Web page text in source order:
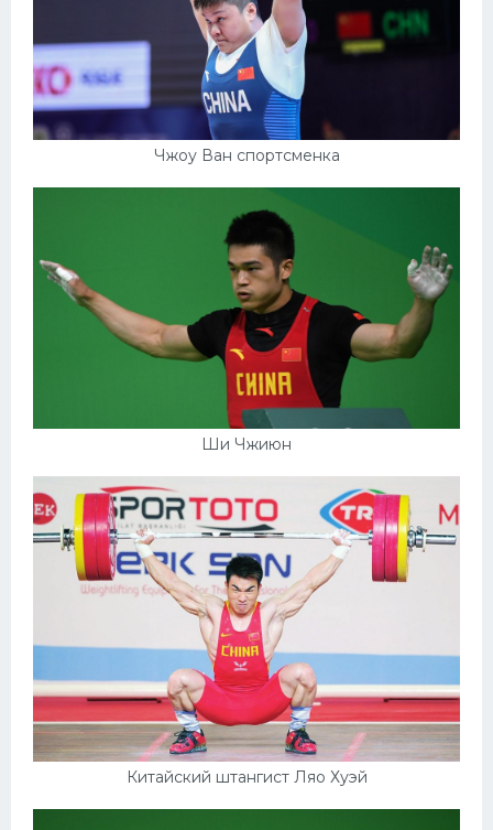
Чжоу Ван спортсменка
Ши Чжиюн
Китайский штангист Ляо Хуэй